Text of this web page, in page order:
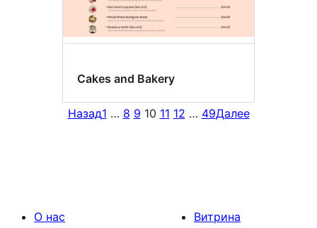
Cakes and Bakery
Назад1 … 8 9 10 11 12 … 49Далее
О нас
Витрина